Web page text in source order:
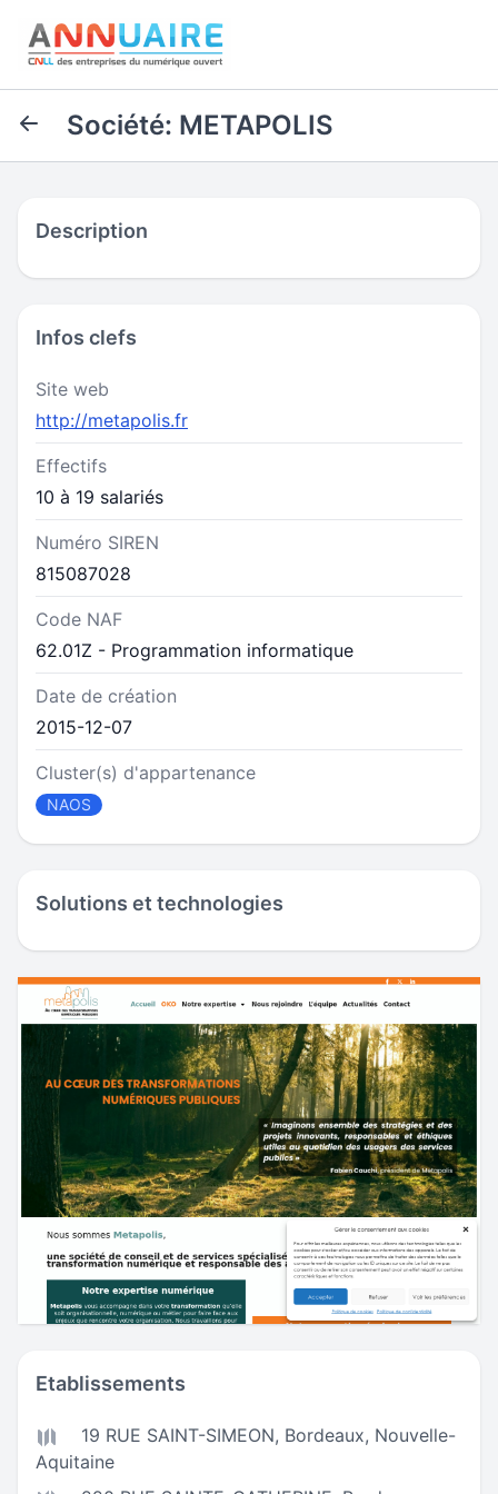
Société: METAPOLIS
Description
Infos clefs
Site web
http://metapolis.fr
Effectifs
10 à 19 salariés
Numéro SIREN
815087028
Code NAF
62.01Z - Programmation informatique
Date de création
2015-12-07
Cluster(s) d'appartenance
NAOS
Solutions et technologies
Etablissements
19 RUE SAINT-SIMEON, Bordeaux, Nouvelle-
Aquitaine